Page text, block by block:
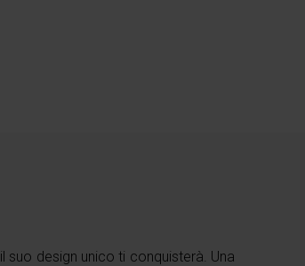
suo design unico ti conquisterà. Una